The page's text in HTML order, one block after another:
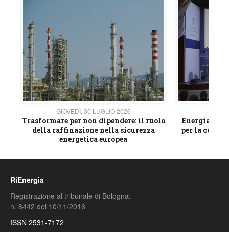
GIOVEDÌ, 30 LUGLIO 2026
Trasformare per non dipendere: il ruolo
della raffinazione nella sicurezza
energetica europea
Energia e
per la
RiEnergia
Registrazione al tribunale di Bologna:
n. 8442 del 10/11/2016
ISSN 2531-7172